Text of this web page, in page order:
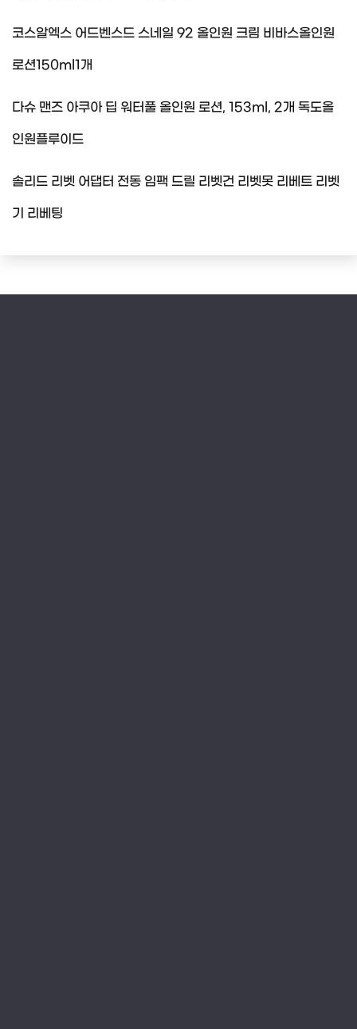
코스알엑스 어드벤스드 스네일 92 올인원 크림 비바스올인원
로션150ml1개
다슈 맨즈 아쿠아 딥 워터풀 올인원 로션, 153ml, 2개 독도올
인원플루이드
솔리드 리벳 어댑터 전동 임팩 드릴 리벳건 리벳못 리베트 리벳
기 리베팅